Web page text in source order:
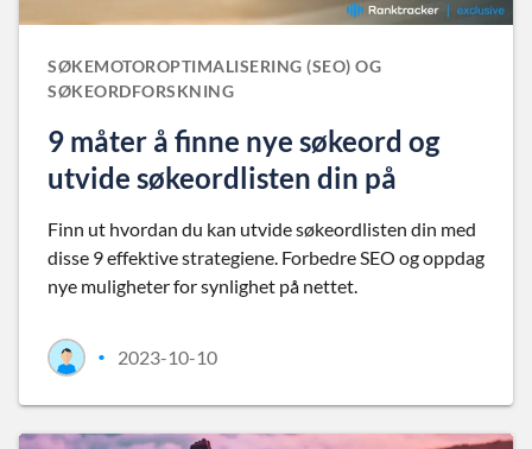
SØKEMOTOROPTIMALISERING (SEO) OG
SØKEORDFORSKNING
9 måter å finne nye søkeord og
utvide søkeordlisten din på
Finn ut hvordan du kan utvide søkeordlisten din med
disse 9 effektive strategiene. Forbedre SEO og oppdag
nye muligheter for synlighet på nettet.
• 2023-10-10